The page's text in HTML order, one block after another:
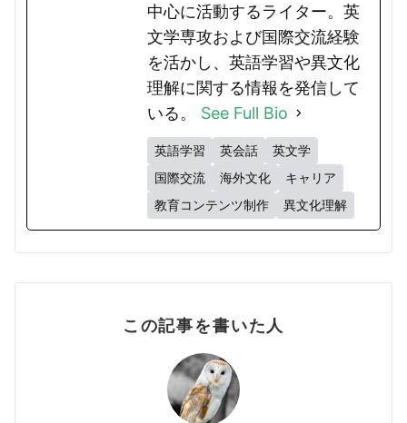
中心に活動するライター。英
文学専攻および国際交流経験
を活かし、英語学習や異文化
理解に関する情報を発信して
いる。 See Full Bio
英語学習 英会話
英文学
国際交流
海外文化
キャリア
教育コンテンツ制作
異文化理解
この記事を書いた人